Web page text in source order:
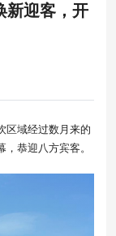
新迎客，开
区域经过数月来的
恭迎八方宾客。